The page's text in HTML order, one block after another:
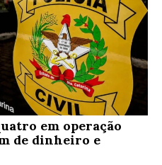
em operação
de dinheiro e